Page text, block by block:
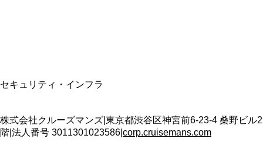
セキュリティ・インフラ
株式会社クルーズマンズ 東京都渋谷区神宮前6-23-4 桑野ビル2
階 法人番号 3011301023586 corp.cruisemans.com